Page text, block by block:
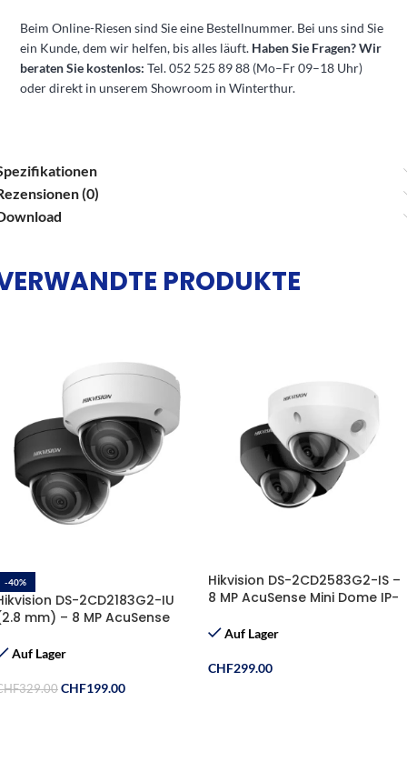
Beim Online-Riesen sind Sie eine Bestellnummer. Bei uns sind Sie
ein Kunde, dem wir helfen, bis alles läuft. Haben Sie Fragen? Wir
beraten Sie kostenlos: Tel. 052 525 89 88 (Mo–Fr 09–18 Uhr)
oder direkt in unserem Showroom in Winterthur.
(0)
PRODUKTE
-40%
DS-2CD2183G2-IU
mm) – 8 MP AcuSense
Auf Lager
329.00 CHF199.00
Hikvision DS-2CD2583G2-IS –
8 MP AcuSense Mini Dome IP-
Auf Lager
CHF299.00